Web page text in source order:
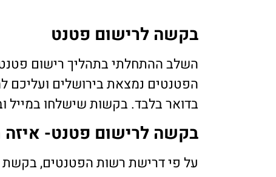
בקשה לרישום פטנט
השלב ההתחלתי בתהליך רישום
הפטנטים נמצאת בירושלים
בדואר בלבד. בקשות שישלחו במייל
בקשה לרישום פטנט- איזה
על פי דרישת רשות הפטנטים,